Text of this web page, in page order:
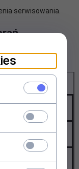
serwisowania.
bez
45